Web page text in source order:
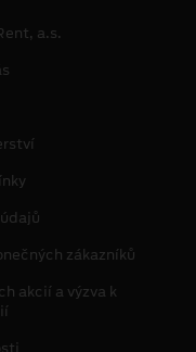
a.s.
zákazníků
akcií a výzva k